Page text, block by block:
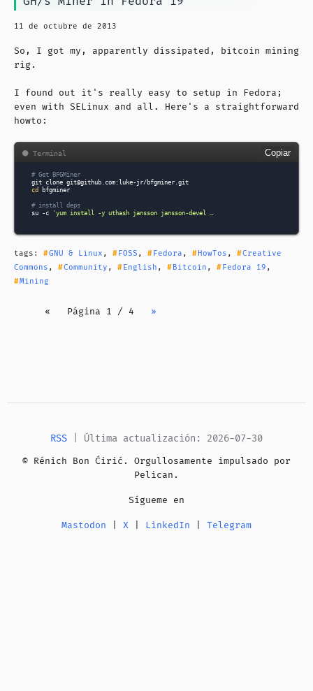
11 de octubre de 2013
So, I got my, apparently dissipated, bitcoin mining
rig.
I found out it's really easy to setup in Fedora;
even with SELinux and all. Here's a straightforward
howto:
Copiar
# Get BFGMiner
git clone
cd
bfgminer
# install deps
su -c 'yum install -y uthash jansson jansson-devel …
tags: GNU & Linux , FOSS , Fedora , HowTos ,
Creative
Commons , Community , English , Bitcoin , Fedora 19 ,
Mining
« Página 1 / 4 »
RSS | Última actualización: 2026-07-30
© Rénich Bon Ćirić. Orgullosamente impulsado por
Pelican.
Sígueme en
Mastodon X LinkedIn Telegram